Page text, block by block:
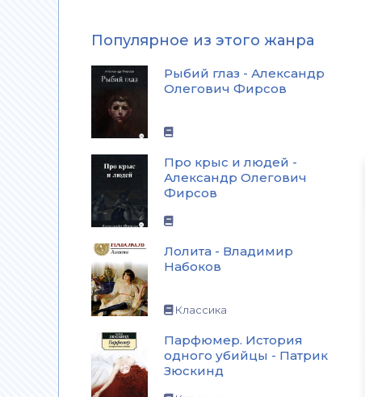
Популярное из этого жанра
Рыбий глаз - Александр
Олегович Фирсов
Про крыс и людей -
Александр Олегович
Фирсов
Лолита - Владимир
Набоков
Классика
Парфюмер. История
одного убийцы - Патрик
Зюскинд